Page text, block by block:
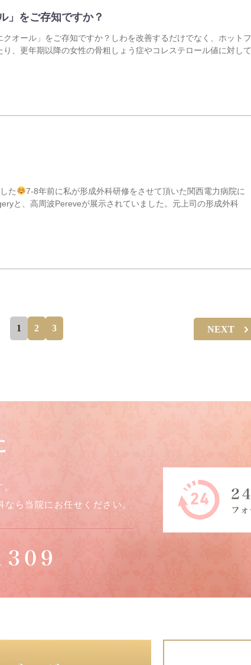
」をご存知ですか？
オール」をご存知ですか？しわを改善するだけでなく、ホットフ
、更年期以降の女性の骨粗しょう症やコレステロール値に対して
た
7-8年前に私が形成外科研修をさせて頂いた関西電力病院に
と、高周波Pereveが展示されていました。元上司の形成外科
1 2 3 NEXT
ら当院にお任せください。